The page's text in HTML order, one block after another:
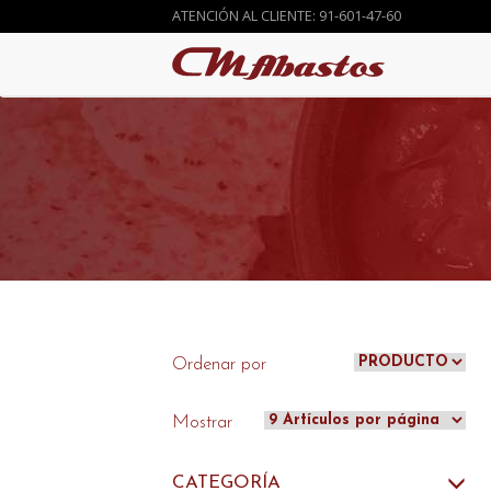
ATENCIÓN AL CLIENTE: 91-601-47-60
ATENCIÓN AL CLIENTE: 91-601-47-60
Ordenar por
Mostrar
CATEGORÍA